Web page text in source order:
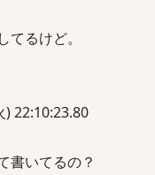
るけど。
22:10:23.80
書いてるの？